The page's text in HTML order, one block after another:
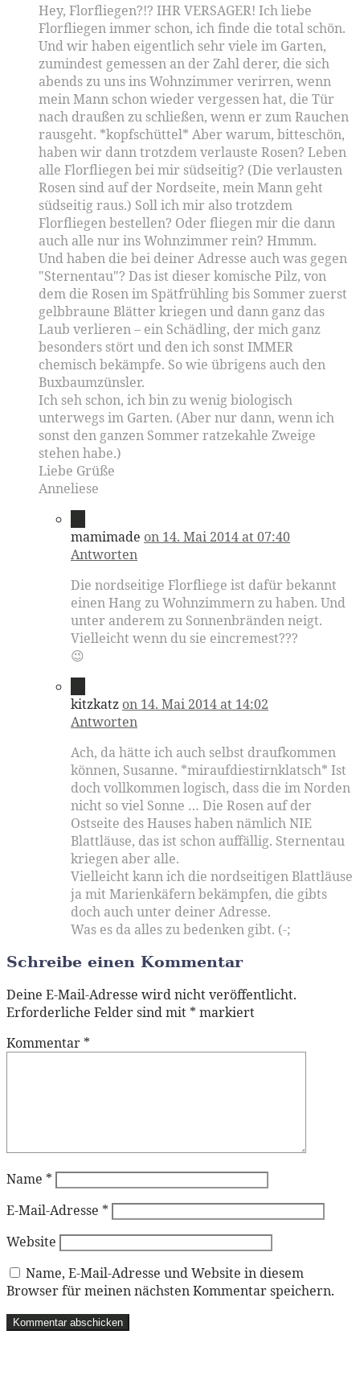
Hey, Florfliegen?!? IHR VERSAGER! Ich liebe
Florfliegen immer schon, ich finde die total schön.
Und wir haben eigentlich sehr viele im Garten,
zumindest gemessen an der Zahl derer, die sich
abends zu uns ins Wohnzimmer verirren, wenn
mein Mann schon wieder vergessen hat, die Tür
nach draußen zu schließen, wenn er zum Rauchen
rausgeht. *kopfschüttel* Aber warum, bitteschön,
haben wir dann trotzdem verlauste Rosen? Leben
alle Florfliegen bei mir südseitig? (Die verlausten
Rosen sind auf der Nordseite, mein Mann geht
südseitig raus.) Soll ich mir also trotzdem
Florfliegen bestellen? Oder fliegen mir die dann
auch alle nur ins Wohnzimmer rein? Hmmm.
Und haben die bei deiner Adresse auch was gegen
"Sternentau"? Das ist dieser komische Pilz, von
dem die Rosen im Spätfrühling bis Sommer zuerst
gelbbraune Blätter kriegen und dann ganz das
Laub verlieren – ein Schädling, der mich ganz
besonders stört und den ich sonst IMMER
chemisch bekämpfe. So wie übrigens auch den
Buxbaumzünsler.
Ich seh schon, ich bin zu wenig biologisch
unterwegs im Garten. (Aber nur dann, wenn ich
sonst den ganzen Sommer ratzekahle Zweige
stehen habe.)
Liebe Grüße
Anneliese
mamimade on 14. Mai 2014 at 07:40
Antworten
Die nordseitige Florfliege ist dafür bekannt
einen Hang zu Wohnzimmern zu haben. Und
unter anderem zu Sonnenbränden neigt.
Vielleicht wenn du sie eincremest???
😉
kitzkatz on 14. Mai 2014 at 14:02
Antworten
Ach, da hätte ich auch selbst draufkommen
können, Susanne. *miraufdiestirnklatsch* Ist
doch vollkommen logisch, dass die im Norden
nicht so viel Sonne … Die Rosen auf der
Ostseite des Hauses haben nämlich NIE
Blattläuse, das ist schon auffällig. Sternentau
kriegen aber alle.
Vielleicht kann ich die nordseitigen Blattläuse
ja mit Marienkäfern bekämpfen, die gibts
doch auch unter deiner Adresse.
Was es da alles zu bedenken gibt. (-;
Schreibe einen Kommentar
Deine E-Mail-Adresse wird nicht veröffentlicht.
Erforderliche Felder sind mit * markiert
Kommentar *
Name *
E-Mail-Adresse *
Website
Name, E-Mail-Adresse und Website in diesem
Browser für meinen nächsten Kommentar speichern.